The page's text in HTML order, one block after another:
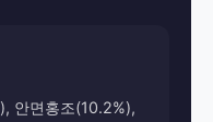
안면홍조(10.2%),